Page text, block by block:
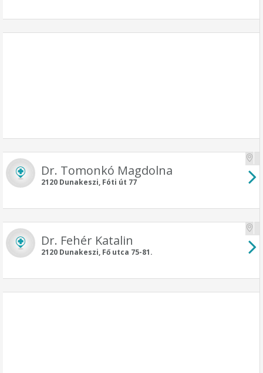
Dr. Tomonkó Magdolna
2120 Dunakeszi, Fóti út 77
Dr. Fehér Katalin
2120 Dunakeszi, Fő utca 75-81.